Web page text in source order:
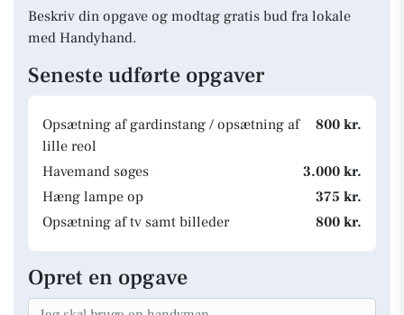
Beskriv din opgave og modtag gratis bud fra lokale
med Handyhand.
Seneste udførte opgaver
Opsætning af gardinstang / opsætning af
lille reol
800 kr.
Havemand søges
3.000 kr.
Hæng lampe op
375 kr.
Opsætning af tv samt billeder
800 kr.
Opret en opgave